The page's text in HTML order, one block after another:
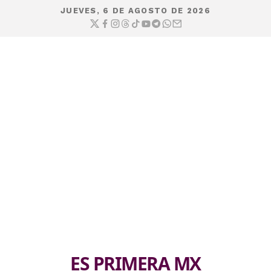
JUEVES, 6 DE AGOSTO DE 2026
ES PRIMERA MX